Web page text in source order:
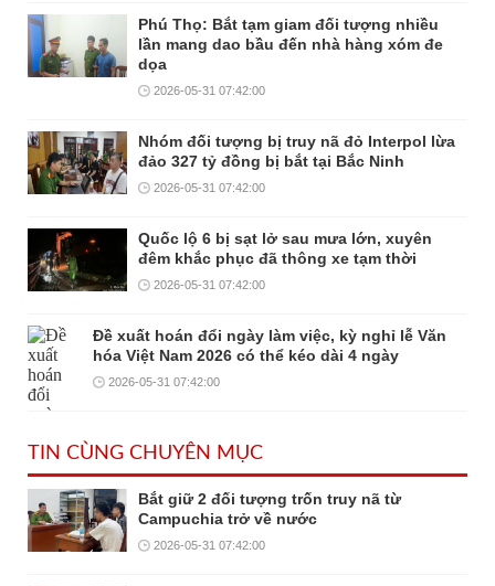
Phú Thọ: Bắt tạm giam đối tượng nhiều
lần mang dao bầu đến nhà hàng xóm đe
dọa
2026-05-31 07:42:00
Nhóm đối tượng bị truy nã đỏ Interpol lừa
đảo 327 tỷ đồng bị bắt tại Bắc Ninh
2026-05-31 07:42:00
Quốc lộ 6 bị sạt lở sau mưa lớn, xuyên
đêm khắc phục đã thông xe tạm thời
2026-05-31 07:42:00
Đề xuất hoán đổi ngày làm việc, kỳ nghỉ lễ Văn
hóa Việt Nam 2026 có thể kéo dài 4 ngày
2026-05-31 07:42:00
TIN CÙNG CHUYÊN MỤC
Bắt giữ 2 đối tượng trốn truy nã từ
Campuchia trở về nước
2026-05-31 07:42:00